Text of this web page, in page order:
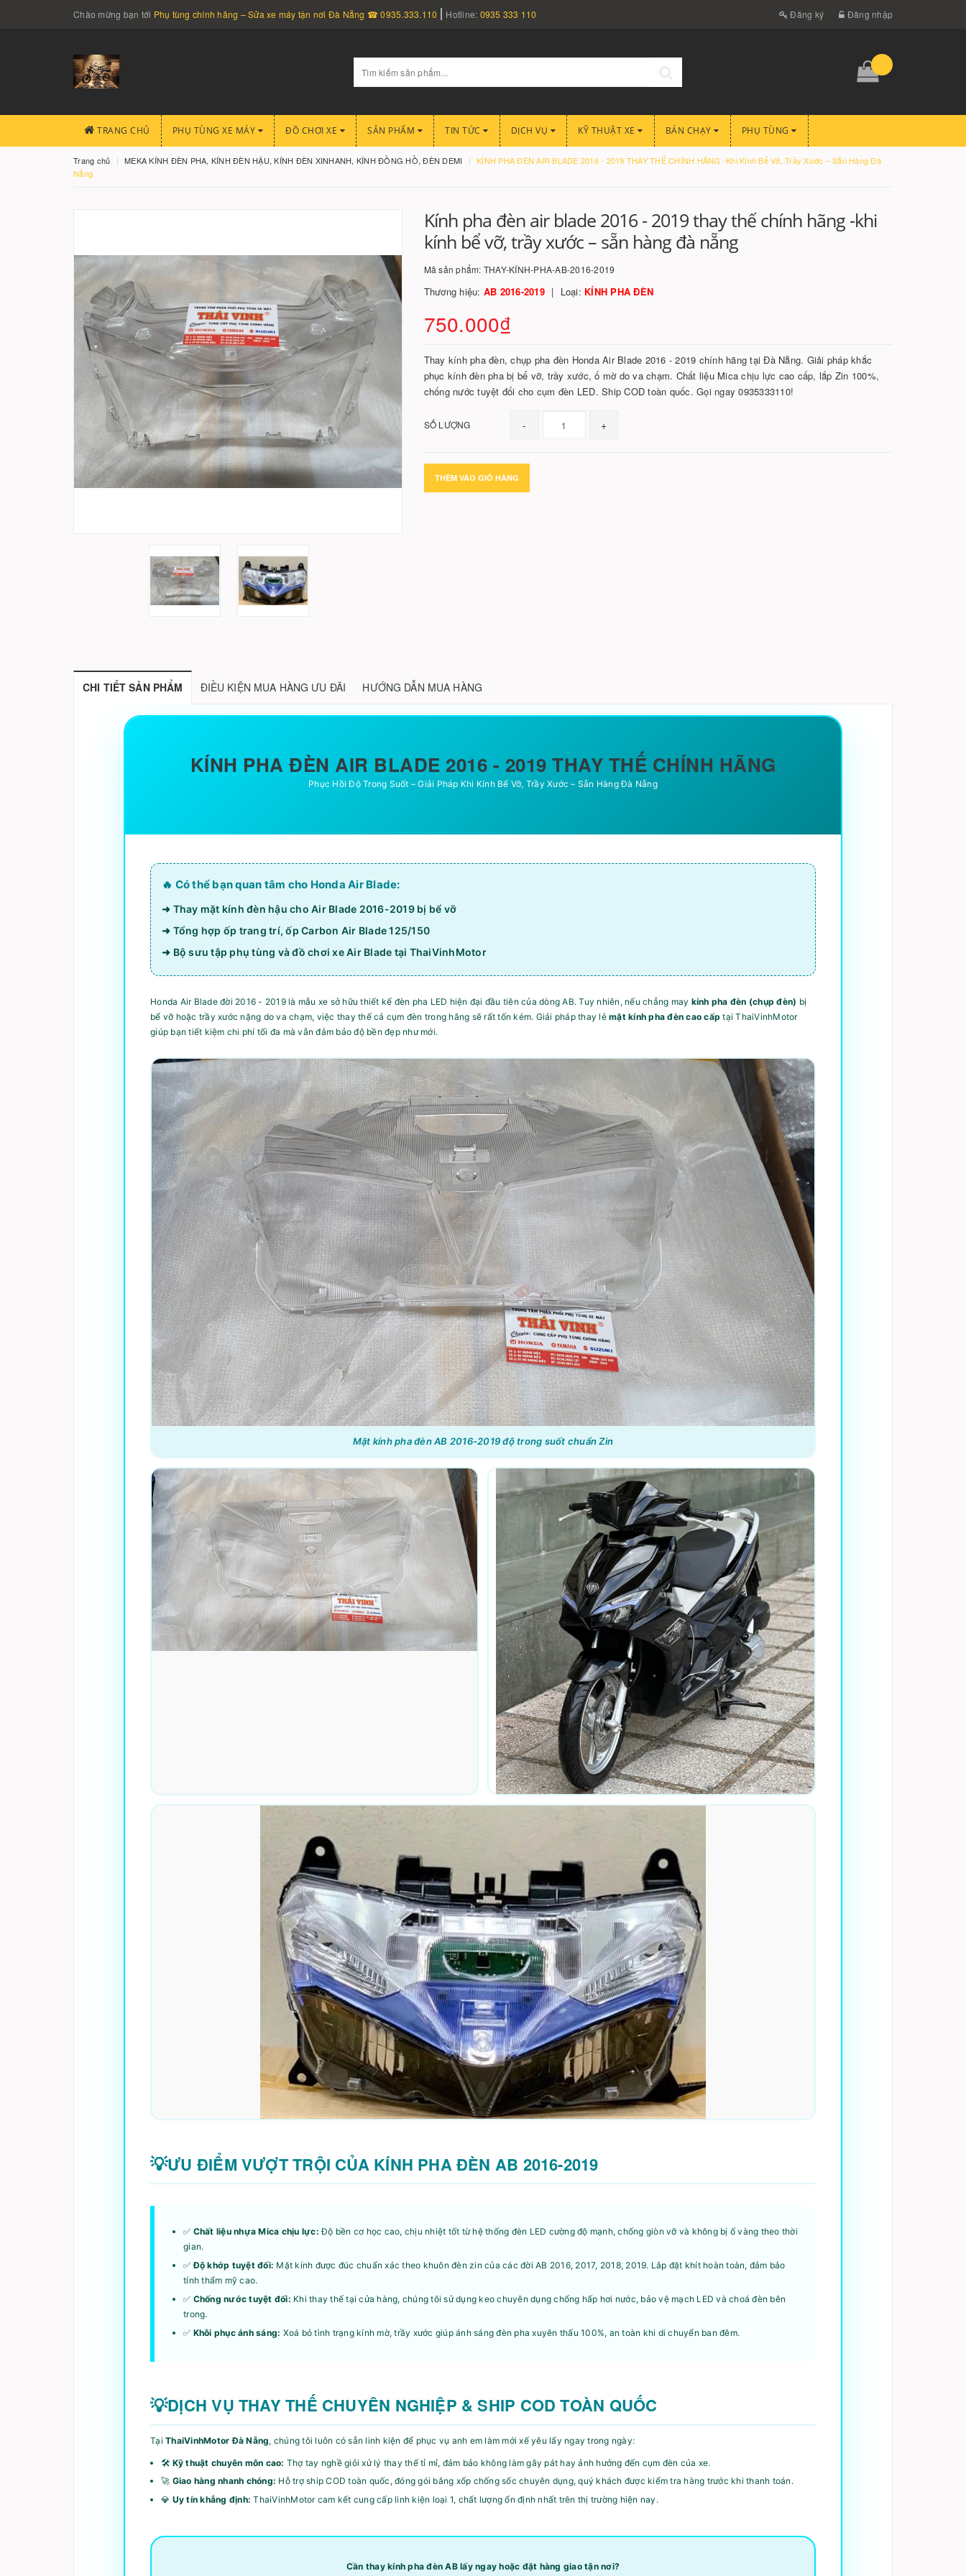
Chào mừng bạn tới Phụ tùng chính hãng – Sửa xe máy tận nơi Đà Nẵng ☎ 0935.333.110 Hotline: 0935 333 110 Đăng ký Đăng nhập
TRANG CHỦ PHỤ TÙNG XE MÁY ĐỒ CHƠI XE SẢN PHẨM TIN TỨC DỊCH VỤ KỸ THUẬT XE BÁN CHẠY PHỤ TÙNG
Trang chủ MEKA KÍNH ĐÈN PHA, KÍNH ĐÈN HẬU, KÍNH ĐÈN XINHANH, KÍNH ĐỒNG HỒ, ĐÈN DEMI
KÍNH PHA ĐÈN AIR BLADE 2016 - 2019 THAY THẾ CHÍNH HÃNG -Khi Kính Bể Vỡ, Trầy Xước – Sẵn Hàng Đà
Nẵng
Kính pha đèn air blade 2016 - 2019 thay thế chính hãng -khi
kính bể vỡ, trầy xước – sẵn hàng đà nẵng
Mã sản phẩm: THAY-KÍNH-PHA-AB-2016-2019
Thương hiệu: AB 2016-2019 Loại: KÍNH PHA ĐÈN
750.000₫
Thay kính pha đèn, chụp pha đèn Honda Air Blade 2016 - 2019 chính hãng tại Đà Nẵng. Giải pháp khắc
phục kính đèn pha bị bể vỡ, trầy xước, ố mờ do va chạm. Chất liệu Mica chịu lực cao cấp, lắp Zin 100%,
chống nước tuyệt đối cho cụm đèn LED. Ship COD toàn quốc. Gọi ngay 0935333110!
SỐ LƯỢNG - +
THÊM VÀO GIỎ HÀNG
CHI TIẾT SẢN PHẨM ĐIỀU KIỆN MUA HÀNG ƯU ĐÃI HƯỚNG DẪN MUA HÀNG
KÍNH PHA ĐÈN AIR BLADE 2016 - 2019 THAY THẾ CHÍNH HÃNG
Phục Hồi Độ Trong Suốt – Giải Pháp Khi Kính Bể Vỡ, Trầy Xước – Sẵn Hàng Đà Nẵng
🔥 Có thể bạn quan tâm cho Honda Air Blade:
➜ Thay mặt kính đèn hậu cho Air Blade 2016-2019 bị bể vỡ
➜ Tổng hợp ốp trang trí, ốp Carbon Air Blade 125/150
➜ Bộ sưu tập phụ tùng và đồ chơi xe Air Blade tại ThaiVinhMotor
Honda Air Blade đời 2016 - 2019 là mẫu xe sở hữu thiết kế đèn pha LED hiện đại đầu tiên của dòng AB. Tuy nhiên, nếu chẳng may kính pha đèn (chụp đèn) bị
bể vỡ hoặc trầy xước nặng do va chạm, việc thay thế cả cụm đèn trong hãng sẽ rất tốn kém. Giải pháp thay lẻ mặt kính pha đèn cao cấp tại ThaiVinhMotor
giúp bạn tiết kiệm chi phí tối đa mà vẫn đảm bảo độ bền đẹp như mới.
Mặt kính pha đèn AB 2016-2019 độ trong suốt chuẩn Zin
ƯU ĐIỂM VƯỢT TRỘI CỦA KÍNH PHA ĐÈN AB 2016-2019
✅ Chất liệu nhựa Mica chịu lực: Độ bền cơ học cao, chịu nhiệt tốt từ hệ thống đèn LED cường độ mạnh, chống giòn vỡ và không bị ố vàng theo thời
gian.
✅Độ khớp tuyệt đối: Mặt kính được đúc chuẩn xác theo khuôn đèn zin của các đời AB 2016, 2017, 2018, 2019. Lắp đặt khít hoàn toàn, đảm bảo
tính thẩm mỹ cao.
✅ Chống nước tuyệt đối: Khi thay thế tại cửa hàng, chúng tôi sử dụng keo chuyên dụng chống hấp hơi nước, bảo vệ mạch LED và choá đèn bên
trong.
✅ Khôi phục ánh sáng: Xoá bỏ tình trạng kính mờ, trầy xước giúp ánh sáng đèn pha xuyên thấu 100%, an toàn khi di chuyển ban đêm.
DỊCH VỤ THAY THẾ CHUYÊN NGHIỆP & SHIP COD TOÀN QUỐC
Tại ThaiVinhMotor Đà Nẵng, chúng tôi luôn có sẵn linh kiện để phục vụ anh em làm mới xế yêu lấy ngay trong ngày:
🛠️ Kỹ thuật chuyên môn cao: Thợ tay nghề giỏi xử lý thay thế tỉ mỉ, đảm bảo không làm gãy pát hay ảnh hưởng đến cụm đèn của xe.
🚀 Giao hàng nhanh chóng: Hỗ trợ ship COD toàn quốc, đóng gói bằng xốp chống sốc chuyên dụng, quý khách được kiểm tra hàng trước khi thanh toán.
💎 Uy tín khẳng định: ThaiVinhMotor cam kết cung cấp linh kiện loại 1, chất lượng ổn định nhất trên thị trường hiện nay.
Cần thay kính pha đèn AB lấy ngay hoặc đặt hàng giao tận nơi?